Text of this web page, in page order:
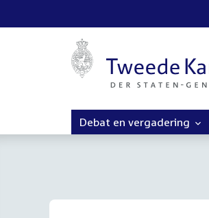
Debat en vergadering